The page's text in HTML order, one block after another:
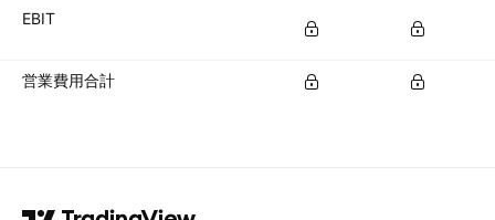
EBIT
営業費用合計